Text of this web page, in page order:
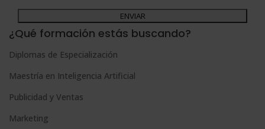
Para más información consulte nuestra Política de Privacidad.
Desea recibir información comercial (vía telefónica y/o email):
A
l
e
r
n
¿Qué formación estás buscando?
Diplomas de Especialización
Maestría en Inteligencia Artificial
Publicidad y Ventas
Marketing